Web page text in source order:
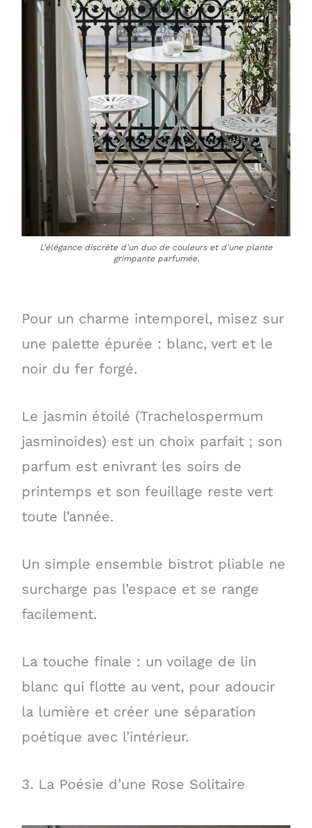
L’élégance discrète d’un duo de couleurs et d’une plante
grimpante parfumée.
Pour un charme intemporel, misez sur
une palette épurée : blanc, vert et le
noir du fer forgé.
Le jasmin étoilé (Trachelospermum
jasminoides) est un choix parfait ; son
parfum est enivrant les soirs de
printemps et son feuillage reste vert
toute l’année.
Un simple ensemble bistrot pliable ne
surcharge pas l’espace et se range
facilement.
La touche finale : un voilage de lin
blanc qui flotte au vent, pour adoucir
la lumière et créer une séparation
poétique avec l’intérieur.
3. La Poésie d’une Rose Solitaire